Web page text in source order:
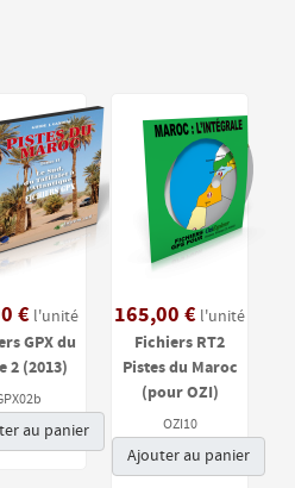
€ l'unité
GPX du
2 (2013)
au panier
165,00 € l'unité
Fichiers RT2
Pistes du Maroc
(pour OZI)
OZI10
Ajouter au panier